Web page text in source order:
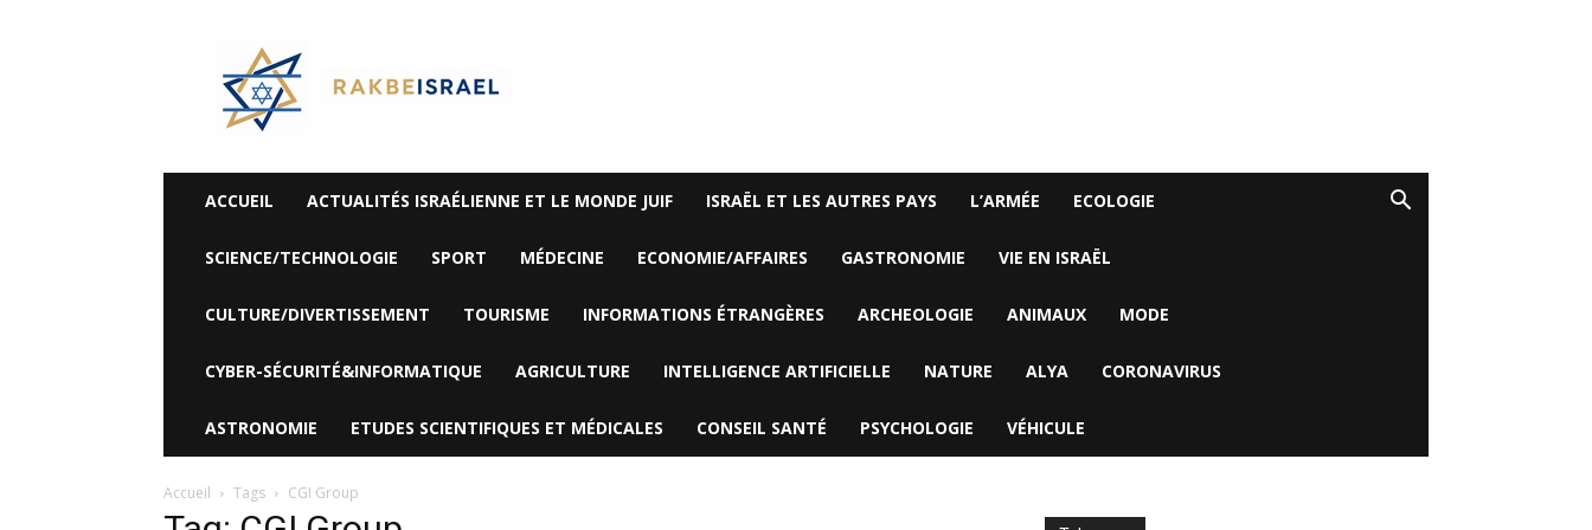
Rak
Be
Israel-
Alyaexpress-
News
ACCUEIL ACTUALITÉS ISRAÉLIENNE ET LE MONDE JUIF ISRAËL ET LES AUTRES PAYS L’ARMÉE ECOLOGIE
SCIENCE/TECHNOLOGIE SPORT MÉDECINE ECONOMIE/AFFAIRES GASTRONOMIE VIE EN ISRAËL
CULTURE/DIVERTISSEMENT TOURISME INFORMATIONS ÉTRANGÈRES ARCHEOLOGIE ANIMAUX MODE
CYBER-SÉCURITÉ&INFORMATIQUE AGRICULTURE INTELLIGENCE ARTIFICIELLE NATURE ALYA CORONAVIRUS
ASTRONOMIE ETUDES SCIENTIFIQUES ET MÉDICALES CONSEIL SANTÉ PSYCHOLOGIE VÉHICULE
Accueil Tags CGI Group